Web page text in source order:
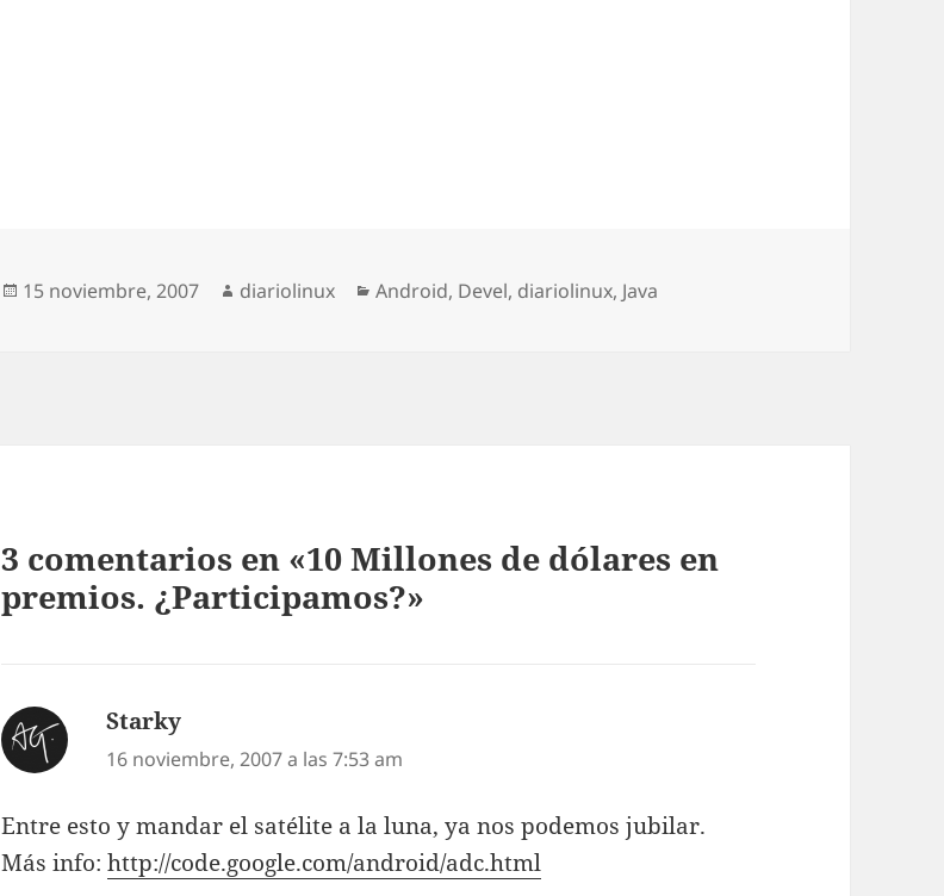
Publicado
15 noviembre, 2007 Autor
diariolinux Categorías
Android, Devel, diariolinux, Java
3 comentarios en «10 Millones de dólares en
premios. ¿Participamos?»
Starky
16 noviembre, 2007 a las 7:53 am
Entre esto y mandar el satélite a la luna, ya nos podemos jubilar.
Más info:http://code.google.com/android/adc.html